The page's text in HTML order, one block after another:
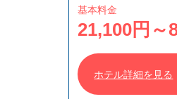
基本料金
21,100円～
ホテル詳細を見る